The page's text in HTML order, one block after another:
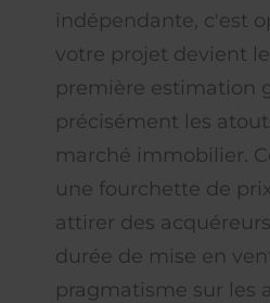
indépendante, c'est
votre projet devient
première estimation
précisément les
marché immobilier.
une fourchette de
attirer des
durée de mise en
pragmatisme sur les